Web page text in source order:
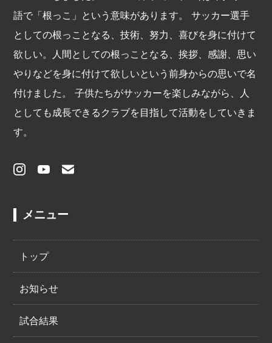
語で「根っこ」という意味があります。 サッカー選手
としての根っことなる、技術、努力、喜びを身に付けて
欲しい。人間としての根っことなる、挨拶、感謝、思い
やりなどを身に付けて欲しいという前身からの思いで名
付けました。 子供たちがサッカーを楽しみながら、人
としても成⾧できるクラブを目指して活動をしていきま
す。
メニュー
トップ
お知らせ
試合結果